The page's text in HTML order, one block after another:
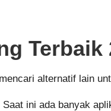
Terbaik
alternatif lain
ini ada banyak